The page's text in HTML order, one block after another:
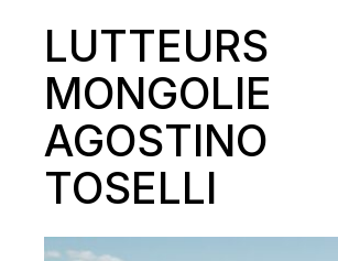
LUTTEURS
MONGOLIE
AGOSTINO
TOSELLI